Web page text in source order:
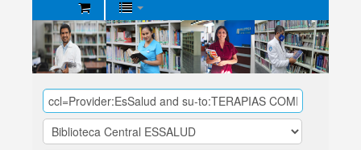
Biblioteca
Central
EsSalud